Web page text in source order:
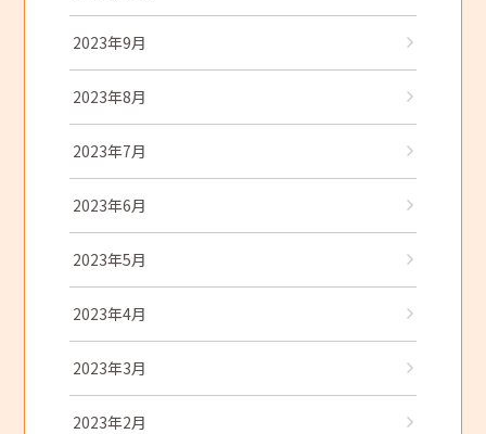
2023年9月
2023年8月
2023年7月
2023年6月
2023年5月
2023年4月
2023年3月
2023年2月